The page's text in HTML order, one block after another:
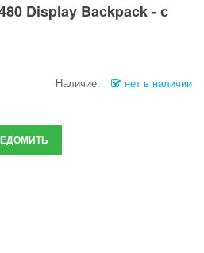
Display Backpack - с
Наличие: нет в наличии